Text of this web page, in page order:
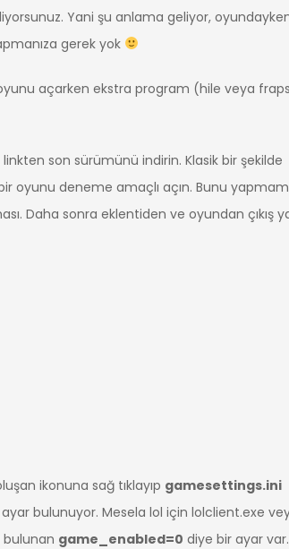
Yani şu anlama geliyor,
gerek yok
açarken ekstra program (hile veya
son sürümünü indirin. Klasik bir şekilde
oyunu deneme amaçlı açın. Bunu
Daha sonra eklentiden ve oyundan çıkış
ikonuna sağ tıklayıp gamesettings.ini
ayar bulunuyor. Mesela lol için lolclient.exe
bulunan game_enabled=0 diye bir ayar var.